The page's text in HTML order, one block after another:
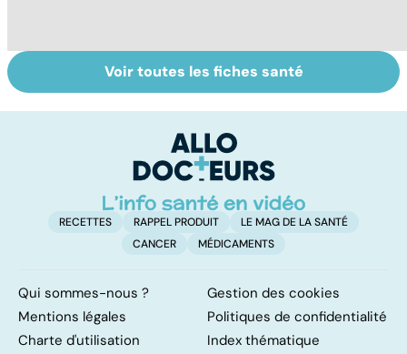
Don de gamètes :
le pour et le
Tout savoir sur
les infections
Voir toutes les fiches santé
RECETTES RAPPEL PRODUIT
LE MAG DE LA SANTÉ
CANCER
MÉDICAMENTS
Qui sommes-nous ?
Gestion des cookies
Mentions légales
Politiques de confidentialité
Charte d'utilisation
Index thématique